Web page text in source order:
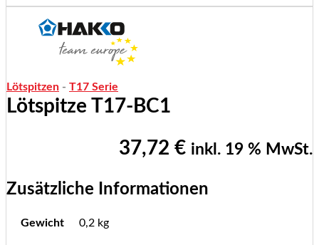
Lötspitzen - T17 Serie
Lötspitze T17-BC1
37,72 € inkl. 19 % MwSt.
Zusätzliche Informationen
Gewicht 0,2 kg